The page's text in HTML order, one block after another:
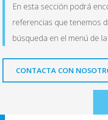
En esta sección podrá
referencias que tenemos
búsqueda en el menú de
CONTACTA CON